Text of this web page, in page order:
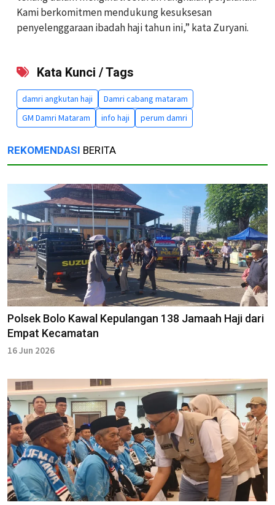
Kami berkomitmen mendukung kesuksesan
penyelenggaraan ibadah haji tahun ini,” kata Zuryani.
Kata Kunci / Tags
damri angkutan haji
Damri cabang mataram
GM Damri Mataram
info haji perum damri
REKOMENDASI BERITA
Polsek Bolo Kawal Kepulangan 138 Jamaah Haji dari
Empat Kecamatan
16 Jun 2026